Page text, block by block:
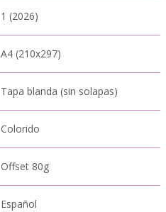
1 (2026)
A4 (210x297)
Tapa blanda (sin solapas)
Colorido
Offset 80g
Español